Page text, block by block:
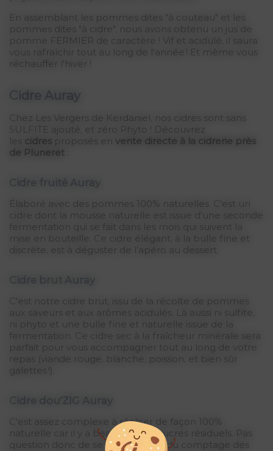
En assemblant les pommes dites "à couteau" et les
pommes dites "à cidre", nous avons obtenu un jus de
pomme FERMIER de caractère ! Vif et acidulé, il saura
vous rafraîchir tout au long de l'année ! Et même vous
réchauffer l'hiver !
Cidre Auray
Chez Les Vergers de Kerdaniel, nos cidres sont sans
SULFITE ajouté, et zéro Phyto ! Découvrez
les cidres proposés en vente directe à la cidrerie près
de Pluneret
Élaboré avec des pommes 100% naturelles. C'est un
cidre dont la mousse naturelle est issue d'une seconde
fermentation qui se fait dans les mois qui suivent la
mise en bouteille. Ce cidre élégant, à la bulle fine et
discrète, est à déguster de l’apéro au dessert.
C'est notre cidre brut, issu de la récolte de pommes
aux saveurs et aux arômes acidulés. Là aussi ni sulfite,
ni phyto et une bulle fine et naturelle issue de la
fermentation. Ce cidre sec à la fraîcheur minérale sera
parfait pour vous accompagner tout au long de votre
repas (viande rouge, blanche, poisson, et bien sûr
galettes !).
C'est assez complexe à réaliser de façon 100%
naturelle car il y a beaucoup de sucres résiduels. Pas
question donc de se tromper lors du comptage des